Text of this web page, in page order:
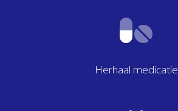
Herhaal medicatie